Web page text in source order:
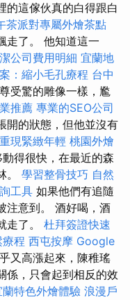
的這傢伙真的白得跟白
茶派對專屬外燴茶點
走了。 他知道這一
公司費用明細 宜蘭地
：縮小毛孔療程 台中
受驚的雕像一樣，尷
推薦 專業的SEO公司
開的狀態，但他並沒有
現緊緻年輕 桃園外燴
得很快，在最近的森
。 學習整骨技巧 自然
工具 如果他們有追隨
注意到。 酒好喝，酒
走了。 杜拜簽證快速
程 西屯按摩 Google
又高漲起來，陳稚瑤
係，只會起到相反的效
蘭特色外燴體驗 浪漫戶